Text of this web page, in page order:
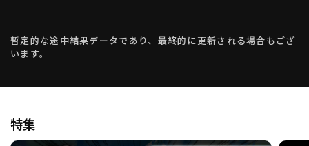
暫定的な途中結果データであり、最終的に更新される場合もござ
います。
特集